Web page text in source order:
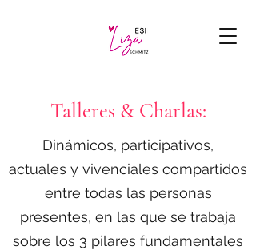
Talleres & Charlas:
Dinámicos, participativos,
actuales y vivenciales compartidos
entre todas las personas
presentes, en las que se trabaja
sobre los 3 pilares fundamentales